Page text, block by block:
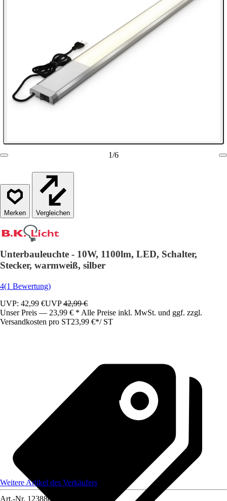
1/6
Vergleichen
Unterbauleuchte - 10W, 1100lm, LED, Schalter,
Stecker, warmweiß, silber
4(1 Bewertung)
UVP: 42,99 €UVP42,99 €
Unser Preis — 23,99 € * Alle Preise inkl. MwSt. und ggf. zzgl.
Versandkosten pro ST23,99 €*/ ST
Weitere Artikel des Verkäufers
Art.-Nr. 12388660